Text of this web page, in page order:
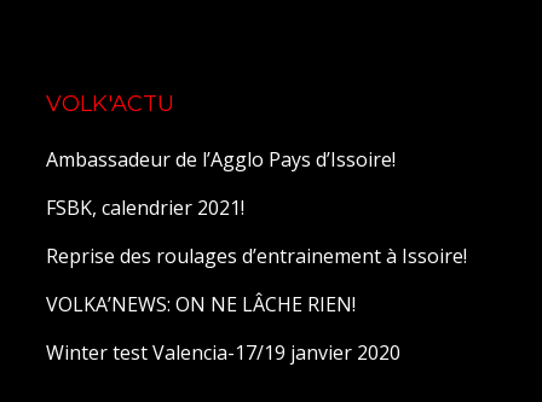
VOLK'ACTU
Ambassadeur de l’Agglo Pays d’Issoire!
FSBK, calendrier 2021!
Reprise des roulages d’entrainement à Issoire!
VOLKA’NEWS: ON NE LÂCHE RIEN!
Winter test Valencia-17/19 janvier 2020